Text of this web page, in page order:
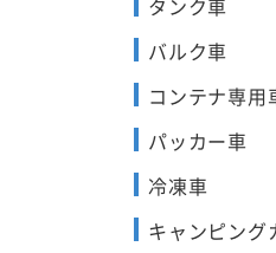
タンク車
バルク車
コンテナ専用
パッカー車
冷凍車
キャンピング